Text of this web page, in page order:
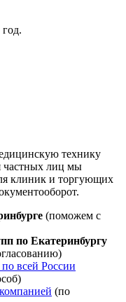
технику
частных лиц мы
клиник и торгующих
(поможем с
по Екатеринбургу
всей России
(по